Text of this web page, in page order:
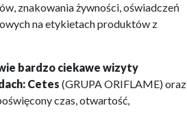
znakowania żywności, oświadczeń
na etykietach produktów z
bardzo ciekawe wizyty
Cetes (GRUPA ORIFLAME) oraz
czas, otwartość,